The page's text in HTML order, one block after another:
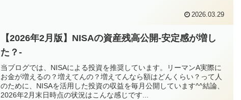
2026.03.29
【2026年2月版】NISAの資産残高公開-安定感が増し
た？-
当ブログでは、NISAによる投資を推奨しています。リーマンA実際に
お金が増えるの？増えてんの？増えてんなら額はどんくらい？って人
のために、NISAを活用した投資の収益を毎月公開しています^^結論、
2026年2月末日時点の状況はこんな感じです...